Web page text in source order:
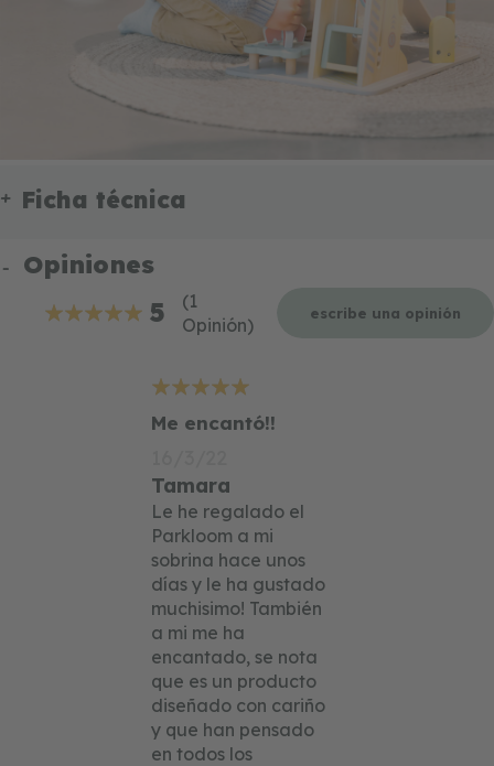
Ficha técnica
Opiniones
5
(1
Opinión)
escribe una opinión
5Me encantó!!
Tamara
Le he regalado el
Parkloom a mi
sobrina hace unos
días y le ha gustado
muchisimo! También
a mi me ha
encantado, se nota
que es un producto
diseñado con cariño
y que han pensado
en todos los